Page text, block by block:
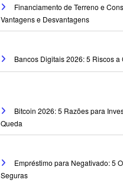
Financiamento de Terreno e
Vantagens e Desvantagens
Bancos Digitais 2026: 5 Riscos a
Bitcoin 2026: 5 Razões para
Queda
Empréstimo para Negativado: 5
Seguras